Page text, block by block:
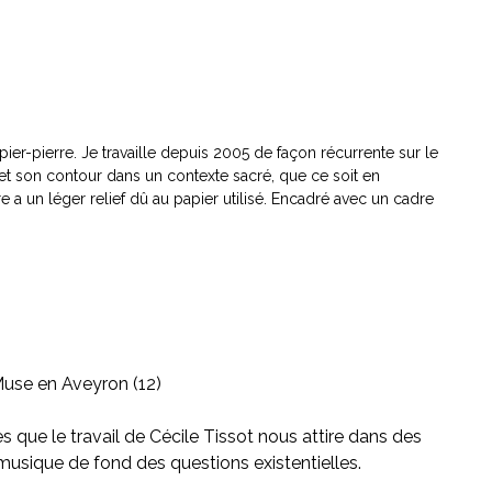
pierre. Je travaille depuis 2005 de façon récurrente sur le
son contour dans un contexte sacré, que ce soit en
a un léger relief dû au papier utilisé. Encadré avec un cadre
en Aveyron (12)
que le travail de Cécile Tissot nous attire dans des
de fond des questions existentielles.